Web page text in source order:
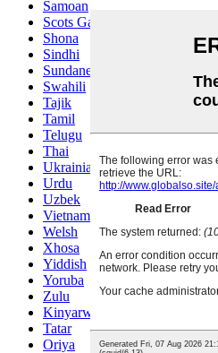
Samoan
Scots Gaelic
Shona
Sindhi
Sundanese
Swahili
Tajik
Tamil
Telugu
Thai
Ukrainian
Urdu
Uzbek
Vietnamese
Welsh
Xhosa
Yiddish
Yoruba
Zulu
Kinyarwanda
Tatar
Oriya